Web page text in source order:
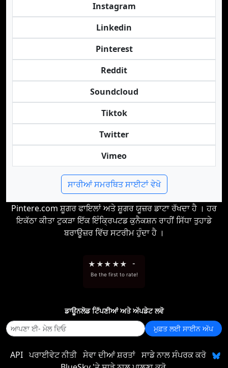
Instagram
Linkedin
Pinterest
Reddit
Soundcloud
Tiktok
Twitter
Vimeo
ਸਾਰੀਆਂ ਸਮਰਥਿਤ ਸਾਈਟਾਂ ਵੇਖੋ
Pintere.com ਸ਼ੂਗਰ ਫਾਇਲਾਂ ਅਤੇ ਸ਼ੂਗਰ ਯੂਜ਼ਰ ਡਾਟਾ ਰੱਖਦਾ ਹੈ । ਹਰ
ਇਕੱਠਾ ਕੀਤਾ ਟੁਕੜਾ ਇੱਕ ਇੰਕ੍ਰਿਪਟਡ ਕੁਨੈਕਸ਼ਨ ਰਾਹੀਂ ਸਿੱਧਾ ਤੁਹਾਡੇ
ਬਰਾਊਜ਼ਰ ਵਿੱਚ ਸਟਰੀਮ ਹੁੰਦਾ ਹੈ ।
★ ★★ ★★ -
Be the first to rate!
ਡਾਊਨਲੋਡ ਟਿੱਪਣੀਆਂ ਅਤੇ ਅੱਪਡੇਟ ਲਵੋ
ਮੁਫ਼ਤ ਲਈ ਸਾਈਨ ਅੱਪ
API ਪਰਾਈਵੇਟ ਨੀਤੀ ਸੇਵਾ ਦੀਆਂ ਸ਼ਰਤਾਂ ਸਾਡੇ ਨਾਲ ਸੰਪਰਕ ਕਰੋ